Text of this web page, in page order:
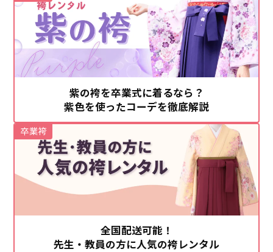
紫の袴を卒業式に着るなら？
紫色を使ったコーデを徹底解説
全国配送可能！
先生・教員の方に人気の袴レンタル
卒業袴